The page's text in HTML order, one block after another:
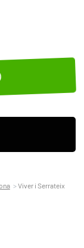
Viver i Serrateix